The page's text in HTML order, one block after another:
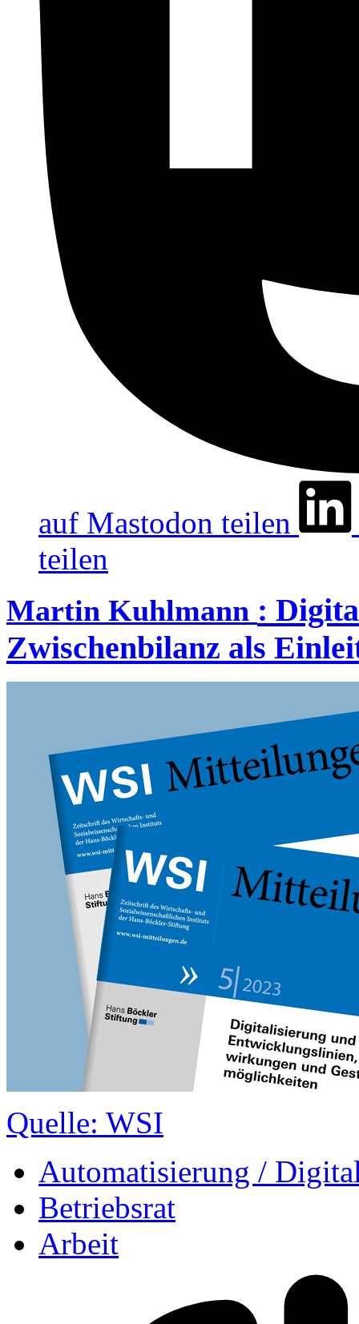
auf Mastodon teilen
teilen
Martin Kuhlmann :
Zwischenbilanz als
Quelle: WSI
Automatisierung /
Betriebsrat
Arbeit